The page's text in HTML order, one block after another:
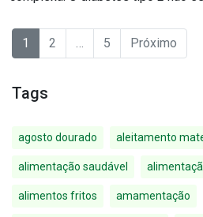
1 2 … 5 Próximo
Tags
agosto dourado aleitamento
alimentação saudável
alimentos fritos amamentação